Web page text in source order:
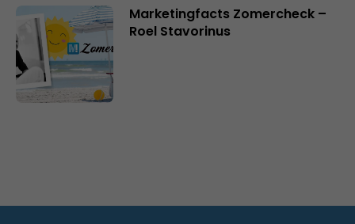
Marketingfacts Zomercheck –
Roel Stavorinus